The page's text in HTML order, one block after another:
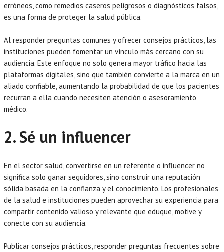
erróneos, como remedios caseros peligrosos o diagnósticos falsos,
es una forma de proteger la salud pública.
Al responder preguntas comunes y ofrecer consejos prácticos, las
instituciones pueden fomentar un vínculo más cercano con su
audiencia. Este enfoque no solo genera mayor tráfico hacia las
plataformas digitales, sino que también convierte a la marca en un
aliado confiable, aumentando la probabilidad de que los pacientes
recurran a ella cuando necesiten atención o asesoramiento
médico.
2. Sé un influencer
En el sector salud, convertirse en un referente o influencer no
significa solo ganar seguidores, sino construir una reputación
sólida basada en la confianza y el conocimiento. Los profesionales
de la salud e instituciones pueden aprovechar su experiencia para
compartir contenido valioso y relevante que eduque, motive y
conecte con su audiencia.
Publicar consejos prácticos, responder preguntas frecuentes sobre